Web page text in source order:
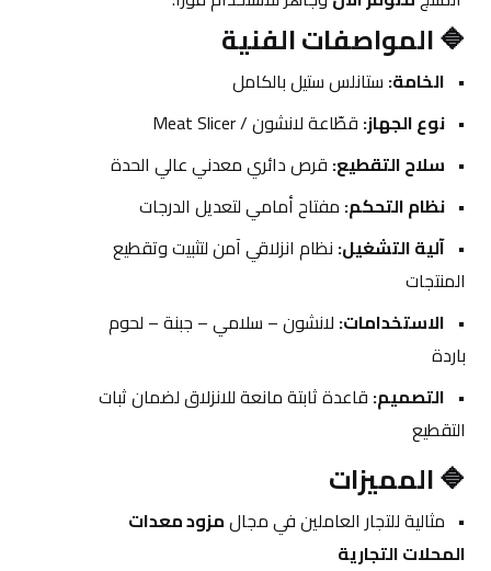
🔷 المواصفات الفنية
الخامة: ستانلس ستيل بالكامل
نوع الجهاز: قطّاعة لانشون / Meat Slicer
سلاح التقطيع: قرص دائري معدني عالي الحدة
نظام التحكم: مفتاح أمامي لتعديل الدرجات
آلية التشغيل:
المنتجات
الاستخدامات:
باردة
التصميم:
التقطيع
🔷 المميزات
مثالية للتجار العاملين في مجال
المحلات التجارية